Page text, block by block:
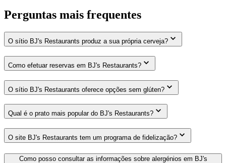
Perguntas mais frequentes
O sítio BJ's Restaurants produz a sua própria cerveja?
Como efetuar reservas em BJ's Restaurants?
O sítio BJ's Restaurants oferece opções sem glúten?
Qual é o prato mais popular do BJ's Restaurants?
O site BJ's Restaurants tem um programa de fidelização?
Como posso consultar as informações sobre alergénios em BJ's